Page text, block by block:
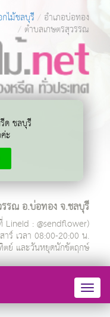
ไม้ชลบุรี อำเภอบ่อทอง
ตำบลเกษตรสุวรรณ
ด ชลบุรี
ะ
รณ อ.บ่อทอง จ.ชลบุรี
LineId : @sendflower)
าร์ เวลา 08:00-20:00 น.
ตย์ และวันหยุดนักขัตฤกษ์